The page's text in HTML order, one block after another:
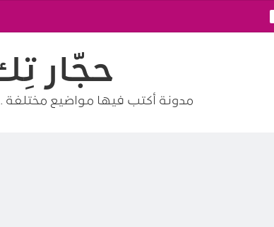
حجّار
مدونة أكتب فيها مواضيع مختلفة